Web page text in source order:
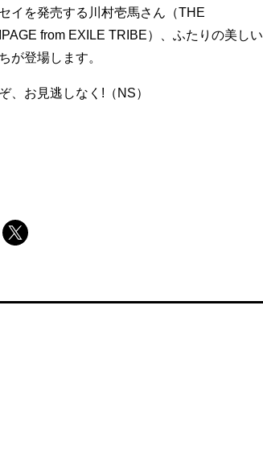
イを発売する川村壱馬さん（THE
from EXILE TRIBE）、ふたりの美しい
が登場します。
、お見逃しなく!（NS）